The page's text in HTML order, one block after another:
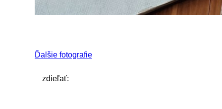
Ďalšie fotografie
zdieľať: